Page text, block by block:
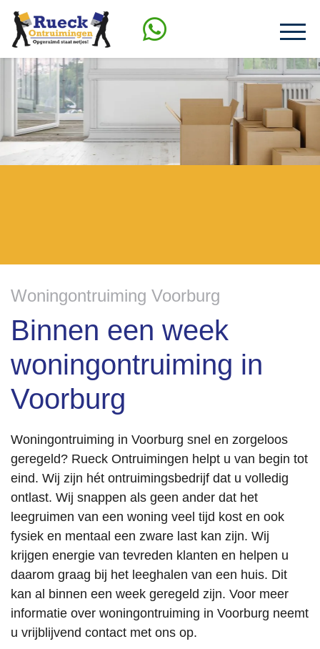
Woningontruiming Voorburg
Binnen een week
woningontruiming in
Voorburg
Woningontruiming in Voorburg snel en zorgeloos
geregeld? Rueck Ontruimingen helpt u van begin tot
eind. Wij zijn hét ontruimingsbedrijf dat u volledig
ontlast. Wij snappen als geen ander dat het
leegruimen van een woning veel tijd kost en ook
fysiek en mentaal een zware last kan zijn. Wij
krijgen energie van tevreden klanten en helpen u
daarom graag bij het leeghalen van een huis. Dit
kan al binnen een week geregeld zijn. Voor meer
informatie over woningontruiming in Voorburg neemt
u vrijblijvend contact met ons op.